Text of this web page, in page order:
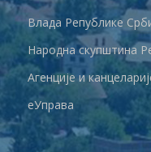
Влада Републике
Народна скупштина
Агенције и
еУправа